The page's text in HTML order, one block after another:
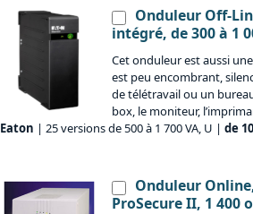
Onduleur Off-
intégré, de 300 à 1
Cet onduleur est aussi
est peu encombrant,
de télétravail ou un
box, le moniteur,
Eaton | 25 versions de 500 à 1 700 VA, U | de
Onduleur
ProSecure II, 1 400